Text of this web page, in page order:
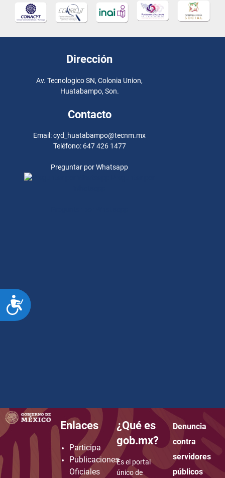
ACCESIBILIDAD
Dirección
Av. Tecnologico SN, Colonia Union,
Huatabampo, Son.
Contacto
Email: cyd_huatabampo@tecnm.mx
Teléfono: 647 426 1477
Preguntar por Whatsapp
how to embed google map in website
Enlaces
Participa
Publicaciones
Oficiales
¿Qué es
gob.mx?
Es el portal
único de
Denuncia
contra
servidores
públicos